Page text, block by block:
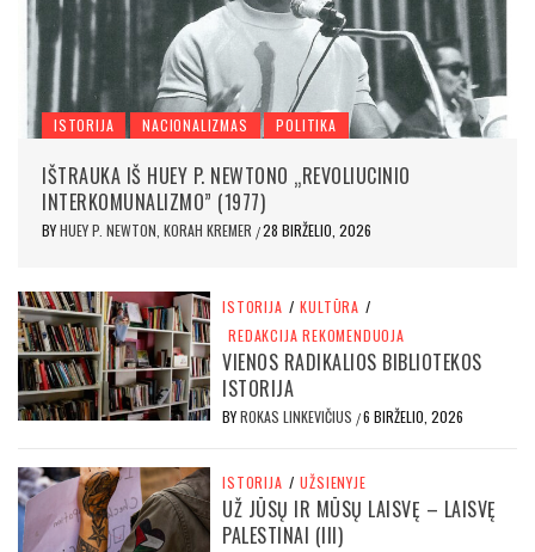
ISTORIJA NACIONALIZMAS POLITIKA
IŠTRAUKA IŠ HUEY P. NEWTONO „REVOLIUCINIO
INTERKOMUNALIZMO” (1977)
BYHUEY P. NEWTON, KORAH KREMER /28 BIRŽELIO, 2026
ISTORIJA / KULTŪRA /
REDAKCIJA REKOMENDUOJA
VIENOS RADIKALIOS BIBLIOTEKOS
ISTORIJA
BYROKAS LINKEVIČIUS /6 BIRŽELIO, 2026
ISTORIJA / UŽSIENYJE
UŽ JŪSŲ IR MŪSŲ LAISVĘ – LAISVĘ
PALESTINAI (III)